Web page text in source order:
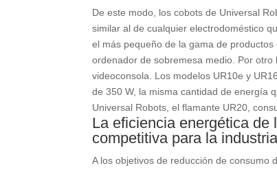
De este modo, los cobots de Universal
similar al de cualquier electrodoméstico
el más pequeño de la gama de
ordenador de sobremesa medio. Por
videoconsola. Los modelos UR10e y
de 350 W, la misma cantidad de energía
Universal Robots, el flamante UR20,
La eficiencia energética
competitiva para la
A los objetivos de reducción de consumo